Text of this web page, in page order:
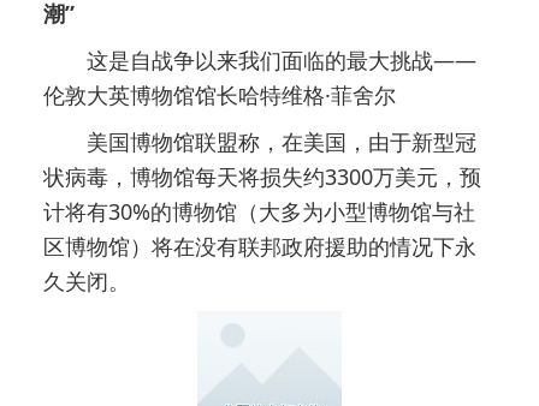
潮”
这是自战争以来我们面临的最大挑战——
伦敦大英博物馆馆长哈特维格·菲舍尔
美国博物馆联盟称，在美国，由于新型冠
状病毒，博物馆每天将损失约3300万美元，预
计将有30%的博物馆（大多为小型博物馆与社
区博物馆）将在没有联邦政府援助的情况下永
久关闭。